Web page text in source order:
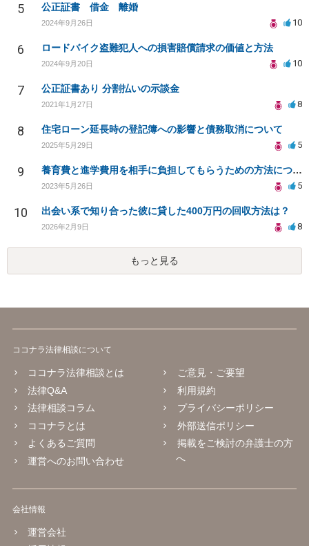
5 公正証書 借金 離婚
2024年9月26日 10
6 ロードバイク盗難犯人への損害賠償請求の価値と方法
2024年9月20日 10
7 公正証書あり 分割払いの示談金
2021年1月27日 8
8 住宅ローン延長時の登記簿への影響と債務取消について
2025年5月29日 5
9 養育費と進学費用を相手に負担してもらうための方法について
2023年5月26日 5
10 出会い系で知り合った彼に貸した400万円の回収方法は？
2026年2月9日 8
もっと見る
ココナラ法律相談について
ココナラ法律相談とは
法律Q&A
法律相談コラム
ココナラとは
よくあるご質問
運営へのお問い合わせ
ご意見・ご要望
利用規約
プライバシーポリシー
外部送信ポリシー
掲載をご検討の弁護士の方
へ
会社情報
運営会社